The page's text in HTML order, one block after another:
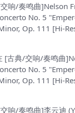
响/奏鸣曲]Nelson
No. 5
Op. 111 [Hi-
[古典/交响/奏鸣曲
No. 5
Op. 111 [Hi-
响/奏鸣曲]李云迪